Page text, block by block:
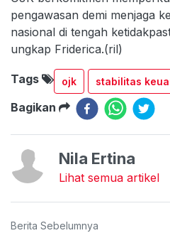
pengawasan demi menjaga
nasional di tengah
ungkap Friderica.(ril)
Tags ojk stabilitas
Bagikan
Nila Ertina
Lihat semua artikel
Berita Sebelumnya